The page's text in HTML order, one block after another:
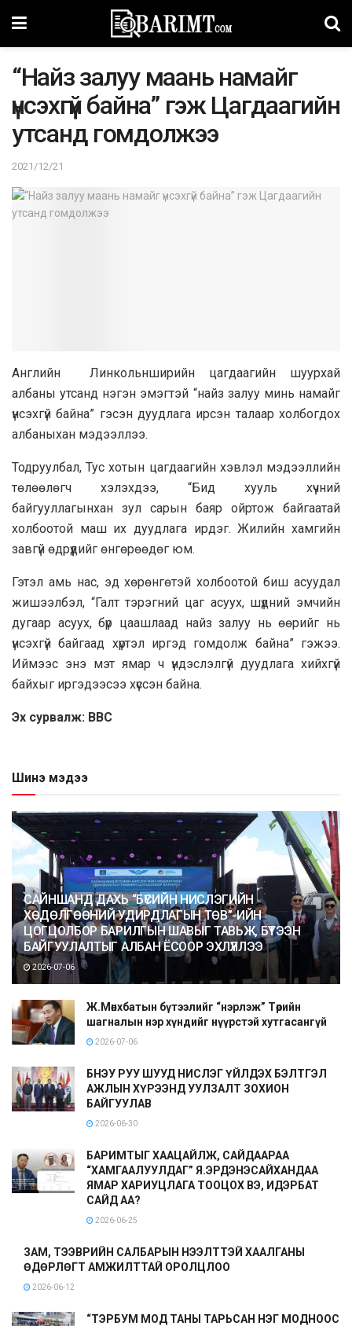
“Найз залуу маань намайг
үнсэхгүй байна” гэж Цагдаагийн
утсанд гомдолжээ
2021/12/21
Английн Линкольнширийн цагдаагийн шуурхай
албаны утсанд нэгэн эмэгтэй “найз залуу минь намайг
үнсэхгүй байна” гэсэн дуудлага ирсэн талаар холбогдох
албаныхан мэдээллээ.
Тодруулбал, Тус хотын цагдаагийн хэвлэл мэдээллийн
төлөөлөгч хэлэхдээ, “Бид хууль хүчний
байгууллагынхан зул сарын баяр ойртож байгаатай
холбоотой маш их дуудлага ирдэг. Жилийн хамгийн
завгүй өдрүүдийг өнгөрөөдөг юм.
Гэтэл амь нас, эд хөрөнгөтэй холбоотой биш асуудал
жишээлбэл, “Галт тэрэгний цаг асуух, шүдний эмчийн
дугаар асуух, бүр цаашлаад найз залуу нь өөрийг нь
үнсэхгүй байгаад хүртэл иргэд гомдолж байна” гэжээ.
Иймээс энэ мэт ямар ч үндэслэлгүй дуудлага хийхгүй
байхыг иргэдээсээ хүссэн байна.
Эх сурвалж: BBC
Шинэ мэдээ
САЙНШАНД ДАХЬ “БҮСИЙН НИСЛЭГИЙН
ХӨДӨЛГӨӨНИЙ УДИРДЛАГЫН ТӨВ”-ИЙН
ЦОГЦОЛБОР БАРИЛГЫН ШАВЫГ ТАВЬЖ, БҮТЭЭН
БАЙГУУЛАЛТЫГ АЛБАН ЁСООР ЭХЛҮҮЛЛЭЭ
2026-07-06
Ж.Мөнхбатын бүтээлийг “нэрлэж” Төрийн
шагналын нэр хүндийг нүүрстэй хутгасангүй
2026-07-06
БНЭУ РУУ ШУУД НИСЛЭГ ҮЙЛДЭХ БЭЛТГЭЛ
АЖЛЫН ХҮРЭЭНД УУЛЗАЛТ ЗОХИОН
БАЙГУУЛАВ
2026-06-30
БАРИМТЫГ ХААЦАЙЛЖ, САЙДААРАА
“ХАМГААЛУУЛДАГ” Я.ЭРДЭНЭСАЙХАНДАА
ЯМАР ХАРИУЦЛАГА ТООЦОХ ВЭ, ИДЭРБАТ
САЙД АА?
2026-06-25
ЗАМ, ТЭЭВРИЙН САЛБАРЫН НЭЭЛТТЭЙ ХААЛГАНЫ
ӨДӨРЛӨГТ АМЖИЛТТАЙ ОРОЛЦЛОО
2026-06-12
“ТЭРБУМ МОД ТАНЫ ТАРЬСАН НЭГ МОДНООС